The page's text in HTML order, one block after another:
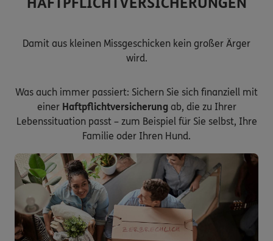
Damit aus kleinen Missgeschicken kein großer Ärger
wird.
Was auch immer passiert: Sichern Sie sich finanziell mit
einer Haftpflichtversicherung ab, die zu Ihrer
Lebenssituation passt – zum Beispiel für Sie selbst, Ihre
Familie oder Ihren Hund.